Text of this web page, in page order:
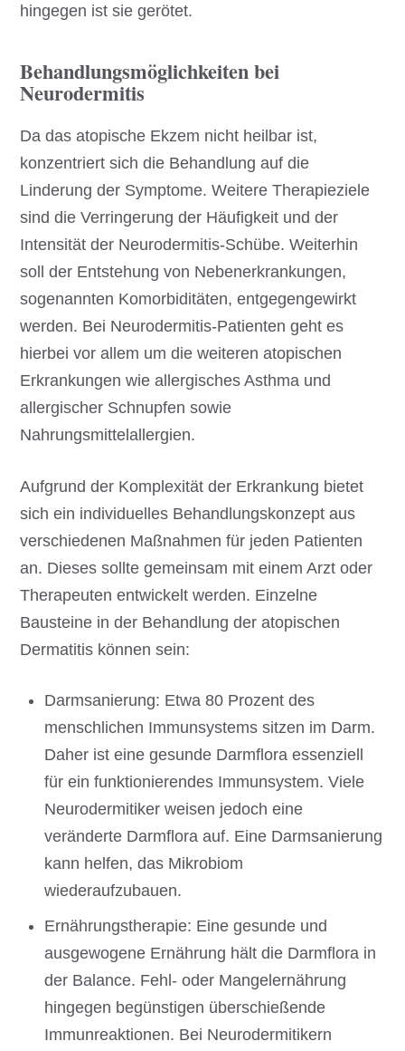
hingegen ist sie gerötet.
Behandlungsmöglichkeiten bei
Neurodermitis
Da das atopische Ekzem nicht heilbar ist,
konzentriert sich die Behandlung auf die
Linderung der Symptome. Weitere Therapieziele
sind die Verringerung der Häufigkeit und der
Intensität der Neurodermitis-Schübe. Weiterhin
soll der Entstehung von Nebenerkrankungen,
sogenannten Komorbiditäten, entgegengewirkt
werden. Bei Neurodermitis-Patienten geht es
hierbei vor allem um die weiteren atopischen
Erkrankungen wie allergisches Asthma und
allergischer Schnupfen sowie
Nahrungsmittelallergien.
Aufgrund der Komplexität der Erkrankung bietet
sich ein individuelles Behandlungskonzept aus
verschiedenen Maßnahmen für jeden Patienten
an. Dieses sollte gemeinsam mit einem Arzt oder
Therapeuten entwickelt werden. Einzelne
Bausteine in der Behandlung der atopischen
Dermatitis können sein:
Darmsanierung: Etwa 80 Prozent des
menschlichen Immunsystems sitzen im Darm.
Daher ist eine gesunde Darmflora essenziell
für ein funktionierendes Immunsystem. Viele
Neurodermitiker weisen jedoch eine
veränderte Darmflora auf. Eine Darmsanierung
kann helfen, das Mikrobiom
wiederaufzubauen.
Ernährungstherapie: Eine gesunde und
ausgewogene Ernährung hält die Darmflora in
der Balance. Fehl- oder Mangelernährung
hingegen begünstigen überschießende
Immunreaktionen. Bei Neurodermitikern